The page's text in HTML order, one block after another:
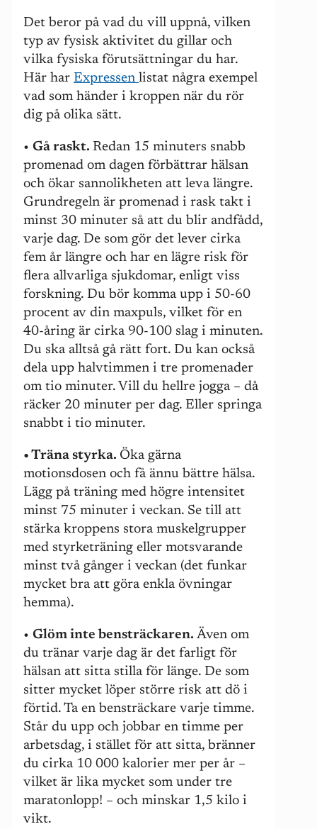
Det beror på vad du vill uppnå, vilken
typ av fysisk aktivitet du gillar och
vilka fysiska förutsättningar du har.
Här har Expressen listat några exempel
vad som händer i kroppen när du rör
dig på olika sätt.
• Gå raskt. Redan 15 minuters snabb
promenad om dagen förbättrar hälsan
och ökar sannolikheten att leva längre.
Grundregeln är promenad i rask takt i
minst 30 minuter så att du blir andfådd,
varje dag. De som gör det lever cirka
fem år längre och har en lägre risk för
flera allvarliga sjukdomar, enligt viss
forskning. Du bör komma upp i 50-60
procent av din maxpuls, vilket för en
40-åring är cirka 90-100 slag i minuten.
Du ska alltså gå rätt fort. Du kan också
dela upp halvtimmen i tre promenader
om tio minuter. Vill du hellre jogga – då
räcker 20 minuter per dag. Eller springa
snabbt i tio minuter.
• Träna styrka. Öka gärna
motionsdosen och få ännu bättre hälsa.
Lägg på träning med högre intensitet
minst 75 minuter i veckan. Se till att
stärka kroppens stora muskelgrupper
med styrketräning eller motsvarande
minst två gånger i veckan (det funkar
mycket bra att göra enkla övningar
hemma).
• Glöm inte bensträckaren. Även om
du tränar varje dag är det farligt för
hälsan att sitta stilla för länge. De som
sitter mycket löper större risk att dö i
förtid. Ta en bensträckare varje timme.
Står du upp och jobbar en timme per
arbetsdag, i stället för att sitta, bränner
du cirka 10 000 kalorier mer per år –
vilket är lika mycket som under tre
maratonlopp! – och minskar 1,5 kilo i
vikt.